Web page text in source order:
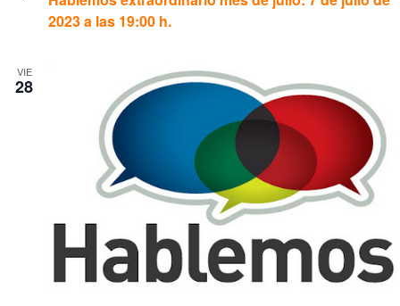
2023 a las 19:00 h.
VIE
28